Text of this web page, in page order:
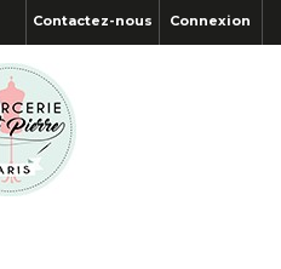
Connexion
Contactez-nous